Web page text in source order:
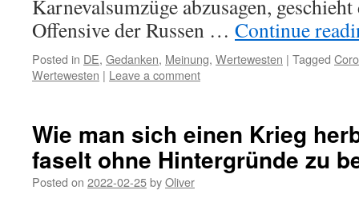
Karnevalsumzüge abzusagen,
Offensive der Russen … Continue
Posted in DE, Gedanken, Meinung, Wertewesten | Tagged
Wertewesten | Leave a comment
Wie man sich einen Krieg
faselt ohne Hintergründe zu
Posted on 2022-02-25byOliver